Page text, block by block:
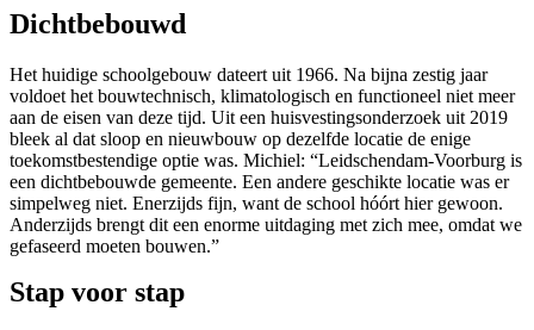
Dichtbebouwd
Het huidige schoolgebouw dateert uit 1966. Na bijna zestig jaar
voldoet het bouwtechnisch, klimatologisch en functioneel niet meer
aan de eisen van deze tijd. Uit een huisvestingsonderzoek uit 2019
bleek al dat sloop en nieuwbouw op dezelfde locatie de enige
toekomstbestendige optie was. Michiel: “Leidschendam-Voorburg is
een dichtbebouwde gemeente. Een andere geschikte locatie was er
simpelweg niet. Enerzijds fijn, want de school hóórt hier gewoon.
Anderzijds brengt dit een enorme uitdaging met zich mee, omdat we
gefaseerd moeten bouwen.”
Stap voor stap